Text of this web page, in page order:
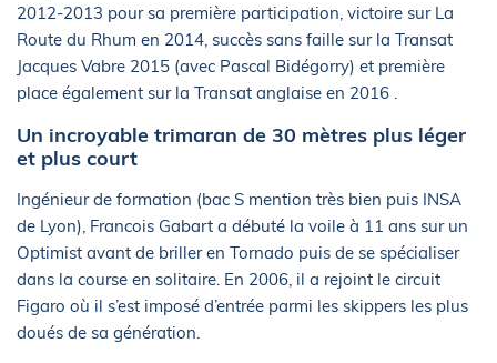
2012-2013 pour sa première participation, victoire sur La
Route du Rhum en 2014, succès sans faille sur la Transat
Jacques Vabre 2015 (avec Pascal Bidégorry) et première
place également sur la Transat anglaise en 2016 .
Un incroyable trimaran de 30 mètres plus léger
et plus court
Ingénieur de formation (bac S mention très bien puis INSA
de Lyon), Francois Gabart a débuté la voile à 11 ans sur un
Optimist avant de briller en Tornado puis de se spécialiser
dans la course en solitaire. En 2006, il a rejoint le circuit
Figaro où il s’est imposé d’entrée parmi les skippers les plus
doués de sa génération.